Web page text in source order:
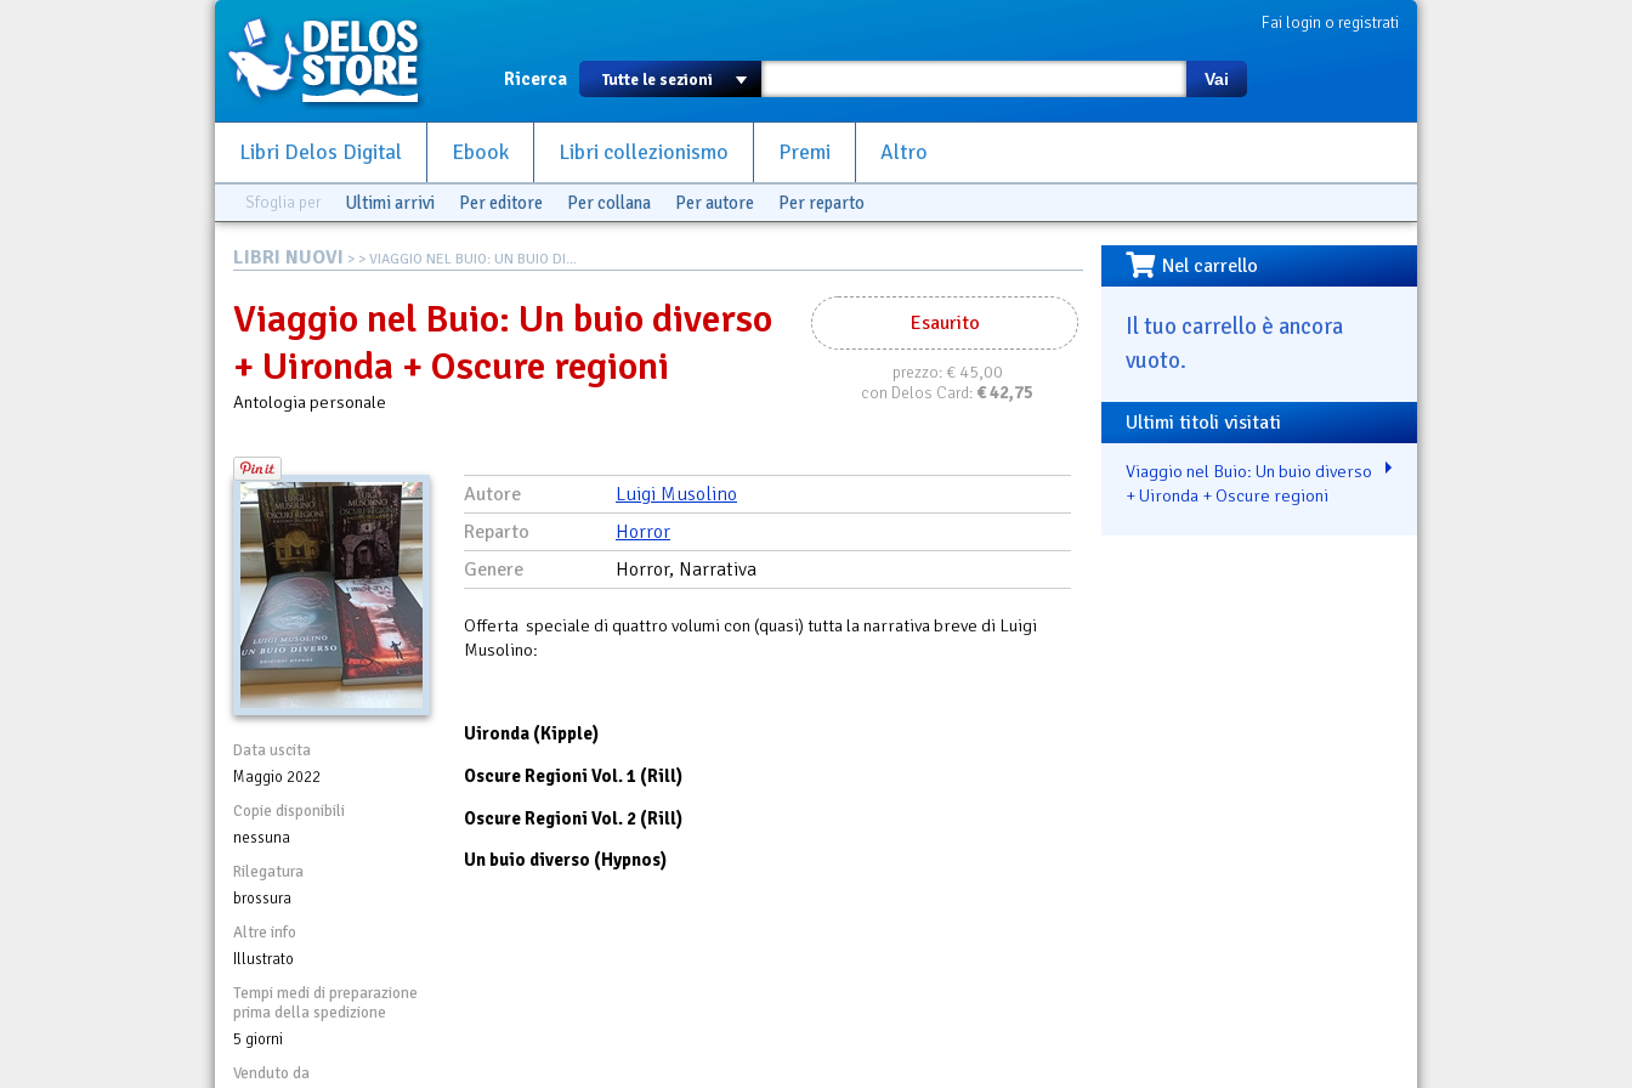
Fai login o registrati
Ricerca Vai
Libri Delos Digital Ebook Libri collezionismo Premi Altro
Sfoglia per Ultimi arrivi Per editore Per collana Per autore Per reparto
LIBRI NUOVI > > VIAGGIO NEL BUIO: UN BUIO DI...
Esaurito
prezzo:€ 45,00
con Delos Card: €42,75
Viaggio nel Buio: Un buio diverso
+ Uironda + Oscure regioni
Antologia personale
Data uscita
Maggio 2022
Copie disponibili
nessuna
Rilegatura
brossura
Altre info
Illustrato
Tempi medi di preparazione
prima della spedizione
5 giorni
Venduto da
Autore
Luigi Musolino
Reparto
Horror
Genere
Horror, Narrativa
Offerta speciale di quattro volumi con (quasi) tutta la narrativa breve di Luigi
Musolino:
Uironda (Kipple)
Oscure Regioni Vol. 1 (Rill)
Oscure Regioni Vol. 2 (Rill)
Un buio diverso (Hypnos)
Nel carrello
Il tuo carrello è ancora
vuoto.
Ultimi titoli visitati
Viaggio nel Buio: Un buio diverso
+ Uironda + Oscure regioni